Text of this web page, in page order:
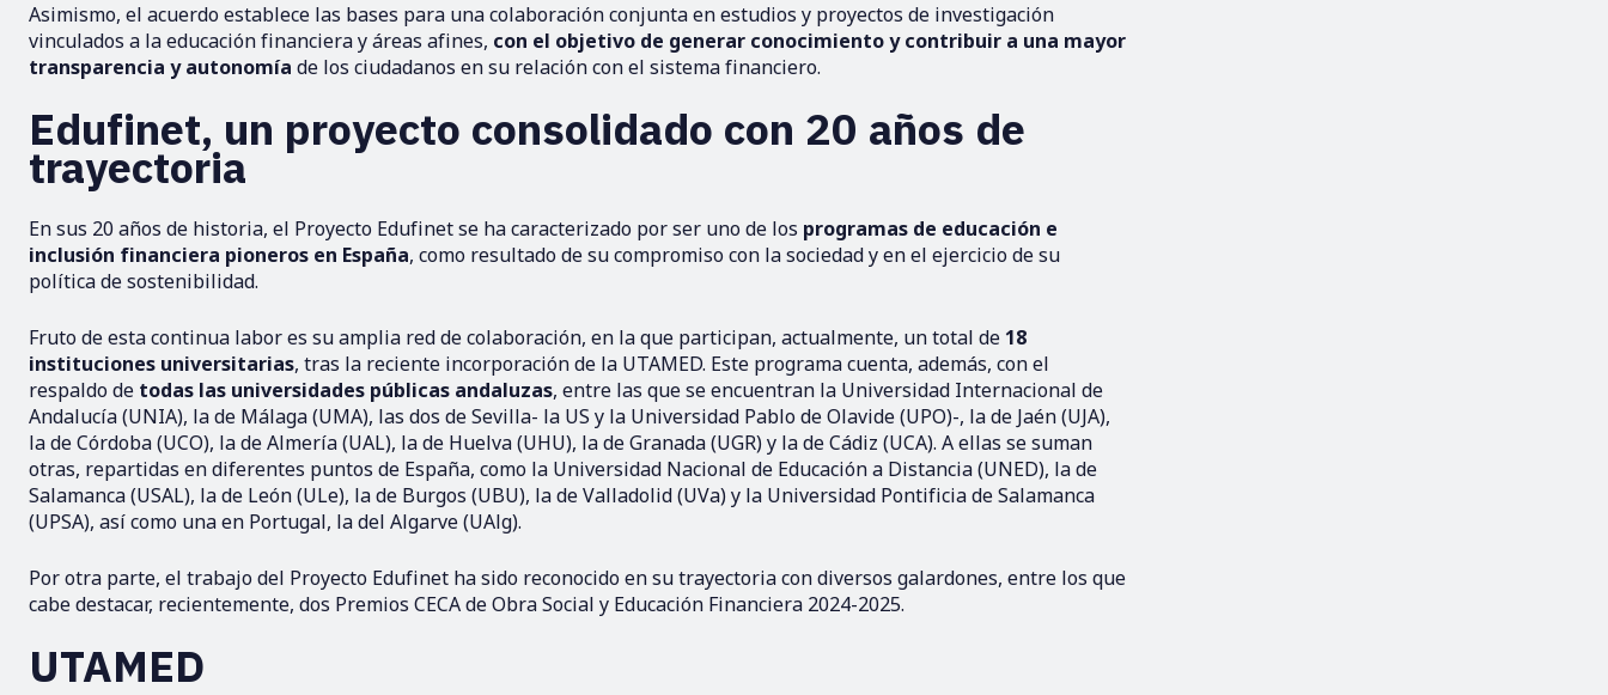
Asimismo, el acuerdo establece las bases para una colaboración conjunta en estudios y proyectos de investigación
vinculados a la educación financiera y áreas afines, con el objetivo de generar conocimiento y contribuir a una mayor
transparencia y autonomía de los ciudadanos en su relación con el sistema financiero.
Edufinet, un proyecto consolidado con 20 años de
trayectoria
En sus 20 años de historia, el Proyecto Edufinet se ha caracterizado por ser uno de los programas de educación e
inclusión financiera pioneros en España, como resultado de su compromiso con la sociedad y en el ejercicio de su
política de sostenibilidad.
Fruto de esta continua labor es su amplia red de colaboración, en la que participan, actualmente, un total de 18
instituciones universitarias, tras la reciente incorporación de la UTAMED. Este programa cuenta, además, con el
respaldo de todas las universidades públicas andaluzas, entre las que se encuentran la Universidad Internacional de
Andalucía (UNIA), la de Málaga (UMA), las dos de Sevilla- la US y la Universidad Pablo de Olavide (UPO)-, la de Jaén (UJA),
la de Córdoba (UCO), la de Almería (UAL), la de Huelva (UHU), la de Granada (UGR) y la de Cádiz (UCA). A ellas se suman
otras, repartidas en diferentes puntos de España, como la Universidad Nacional de Educación a Distancia (UNED), la de
Salamanca (USAL), la de León (ULe), la de Burgos (UBU), la de Valladolid (UVa) y la Universidad Pontificia de Salamanca
(UPSA), así como una en Portugal, la del Algarve (UAlg).
Por otra parte, el trabajo del Proyecto Edufinet ha sido reconocido en su trayectoria con diversos galardones, entre los que
cabe destacar, recientemente, dos Premios CECA de Obra Social y Educación Financiera 2024-2025.
UTAMED